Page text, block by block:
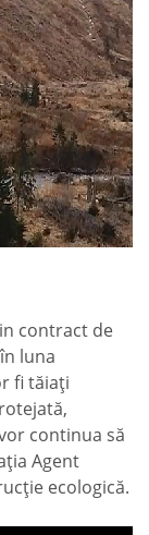
contract de
luna
fi tăiați
continua să
Agent
ecologică.